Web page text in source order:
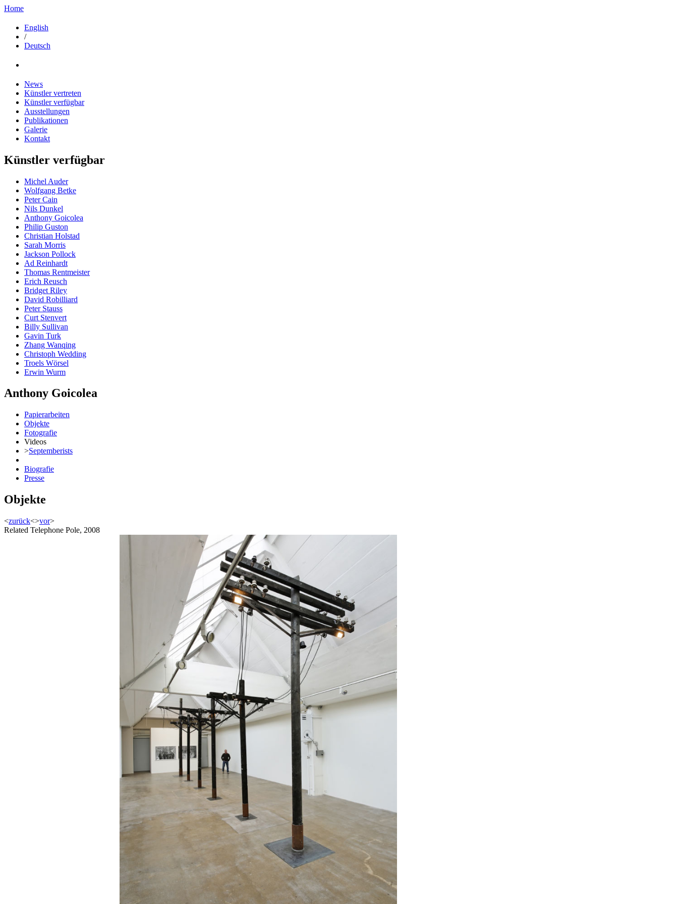
Home
English
/
Deutsch
News
Künstler vertreten
Künstler verfügbar
Ausstellungen
Publikationen
Galerie
Kontakt
Künstler verfügbar
Michel Auder
Wolfgang Betke
Peter Cain
Nils Dunkel
Anthony Goicolea
Philip Guston
Christian Holstad
Sarah Morris
Jackson Pollock
Ad Reinhardt
Thomas Rentmeister
Erich Reusch
Bridget Riley
David Robilliard
Peter Stauss
Curt Stenvert
Billy Sullivan
Gavin Turk
Zhang Wanqing
Christoph Wedding
Troels Wörsel
Erwin Wurm
Anthony Goicolea
Papierarbeiten
Objekte
Fotografie
Videos
>Septemberists
Biografie
Presse
Objekte
<zurück<>vor>
Related Telephone Pole, 2008